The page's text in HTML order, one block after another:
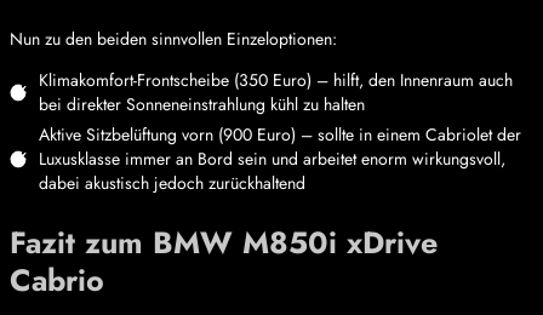
Nun zu den beiden sinnvollen Einzeloptionen:
Klimakomfort-Frontscheibe (350 Euro) – hilft, den Innenraum auch
bei direkter Sonneneinstrahlung kühl zu halten
Aktive Sitzbelüftung vorn (900 Euro) – sollte in einem Cabriolet der
Luxusklasse immer an Bord sein und arbeitet enorm wirkungsvoll,
dabei akustisch jedoch zurückhaltend
Fazit zum BMW M850i xDrive
Cabrio